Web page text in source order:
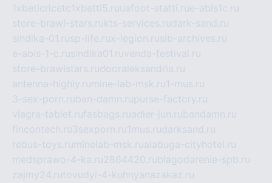
1xbeticricetc1xbetti5.ruuafoot-statti.rue-abis1c.ru
store-brawl-stars.rukts-services.rudark-sand.ru
sindika-01.rusp-life.rux-legion.rusib-archives.ru
e-abis-1-c.rusindika01.ruvenda-festival.ru
store-brawlstars.rudooraleksandria.ru
antenna-highly.ru mine-lab-msk.ru1-mus.ru
3-sex-porn.ruban-damn.rupurse-factory.ru
viagra-tablet.rufasbags.ruadler-jun.rubandamn.ru
fincontech.ru3sexporn.ru1mus.rudarksand.ru
rebus-toys.ru minelab-msk.rualabuga-cityhotel.ru
medsprawo-4-ka.ru2864420.rublagodarenie-spb.ru
zajmy24.rutovudyi-4-kuhnyanazakaz.ru